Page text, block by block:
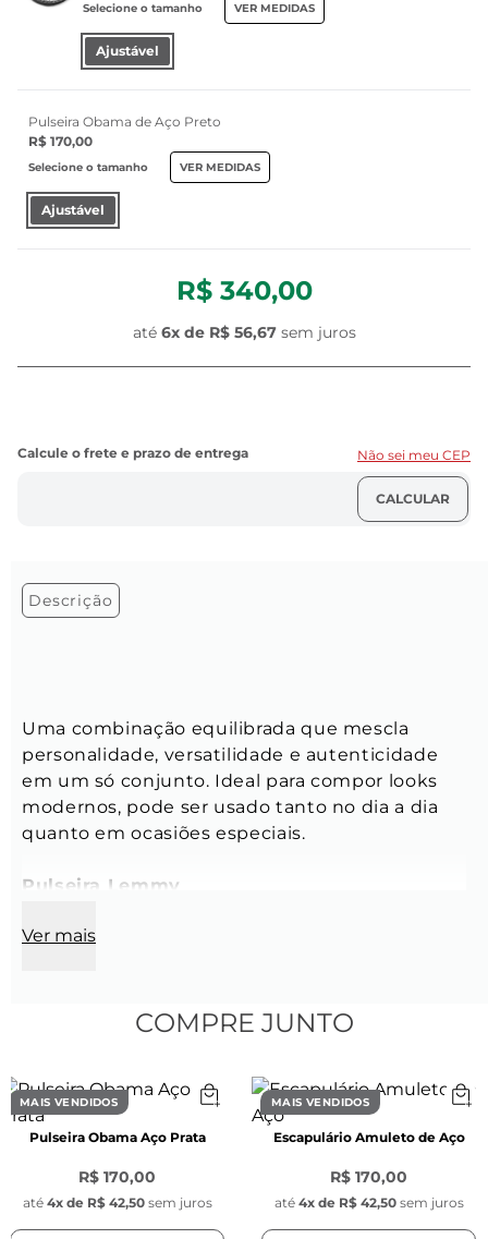
Selecione o tamanho VER MEDIDAS
Ajustável
Pulseira Obama de Aço Preto
R$ 170,00
Selecione o tamanho VER MEDIDAS
Ajustável
R$ 340,00
até 6x de R$ 56,67 sem juros
Não sei meu CEP
Descrição
Uma combinação equilibrada que mescla
personalidade, versatilidade e autenticidade
em um só conjunto. Ideal para compor looks
modernos, pode ser usado tanto no dia a dia
quanto em ocasiões especiais.
Pulseira Lemmy
Cor: Preto
Lagosta em aço inox na cor prata
Pulseira Obama Box
Espessura da corrente:
4 mm
Cor: Prata
Material: Aço inoxidável
Modelo: Box veneziana
Fecho: Lagosta em aço inox na cor prata
Ver mais
COMPRE JUNTO
MAIS VENDIDOS
Pulseira Obama Aço Prata
R$ 170,00
até 4x de R$ 42,50 sem juros
MAIS VENDIDOS
Escapulário Amuleto de Aço
R$ 170,00
até 4x de R$ 42,50 sem juros